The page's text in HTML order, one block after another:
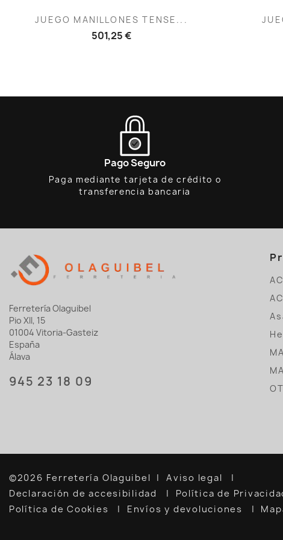
 Vista rápida
JUEGO MANILLONES TENSE...
501,25 €
Pago Seguro
Paga mediante tarjeta de crédito o
transferencia bancaria
Ferretería Olaguibel
Pio XII, 15
01004 Vitoria-Gasteiz
España
Álava
945 23 18 09
©2026 Ferretería Olaguibel
Aviso legal
Declaración de accesibilidad
Política de
Política de Cookies
Envíos y devoluciones